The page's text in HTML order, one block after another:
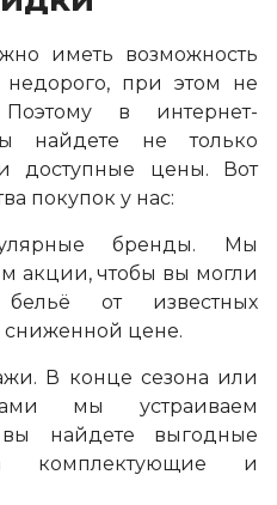
иметь возможность
при этом не
в интернет-
найдете не только
доступные цены. Вот
покупок у нас:
бренды. Мы
акции, чтобы вы могли
от известных
сниженной цене.
В конце сезона или
мы устраиваем
найдете выгодные
комплектующие и